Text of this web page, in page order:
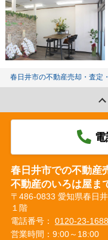
春日井市の不動産売却・査定
春日井市での不動産
不動産のいろは屋ま
〒486-0833 愛知県春日
１階
電話番号： 0120-23-1688
営業時間：9:00～18:00